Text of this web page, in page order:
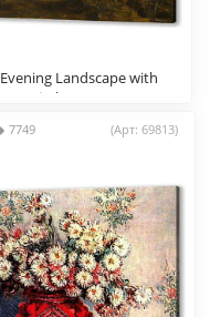
Evening Landscape with
Timber Wagon
7749 (Арт: 69813)